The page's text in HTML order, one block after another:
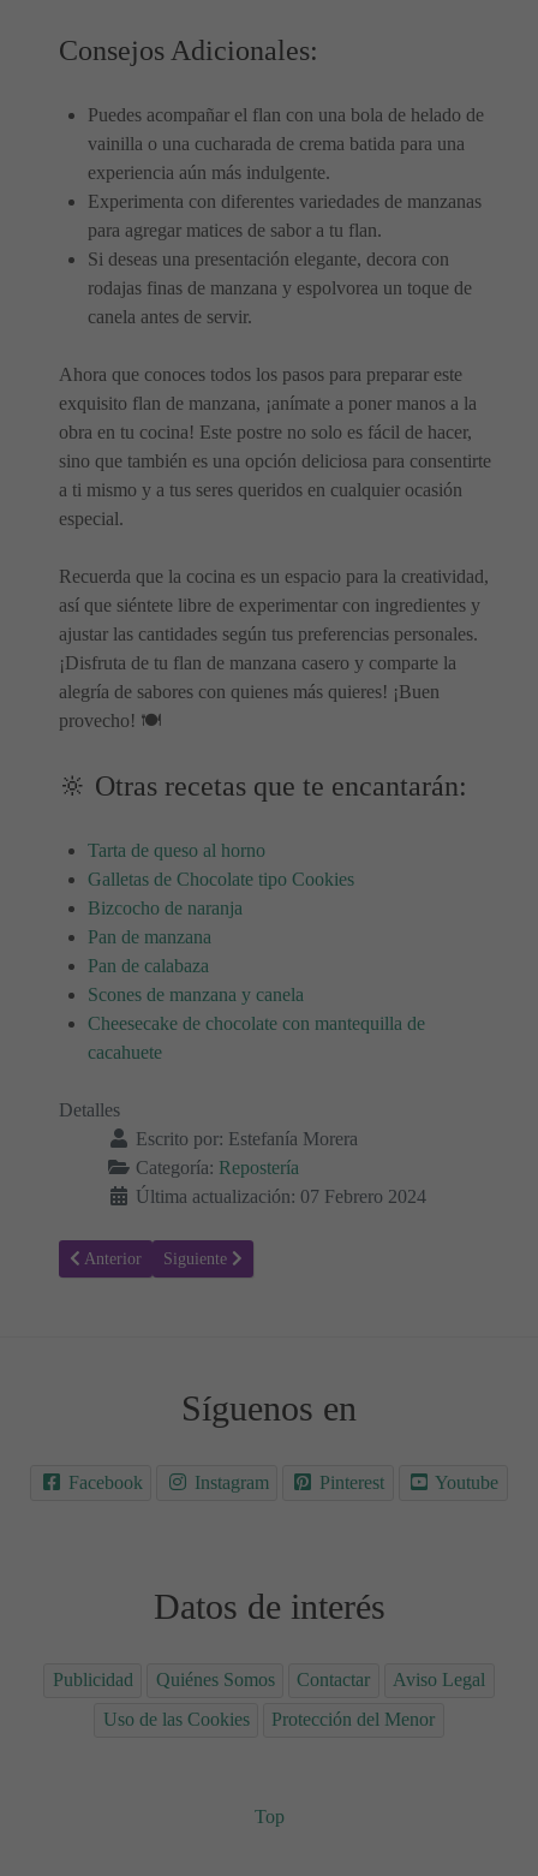
Consejos Adicionales:
Puedes acompañar el flan con una bola de helado de
vainilla o una cucharada de crema batida para una
experiencia aún más indulgente.
Experimenta con diferentes variedades de manzanas
para agregar matices de sabor a tu flan.
Si deseas una presentación elegante, decora con
rodajas finas de manzana y espolvorea un toque de
canela antes de servir.
Ahora que conoces todos los pasos para preparar este
exquisito flan de manzana, ¡anímate a poner manos a la
obra en tu cocina! Este postre no solo es fácil de hacer,
sino que también es una opción deliciosa para consentirte
a ti mismo y a tus seres queridos en cualquier ocasión
especial.
Recuerda que la cocina es un espacio para la creatividad,
así que siéntete libre de experimentar con ingredientes y
ajustar las cantidades según tus preferencias personales.
¡Disfruta de tu flan de manzana casero y comparte la
alegría de sabores con quienes más quieres! ¡Buen
provecho! 🍽️
🔆 Otras recetas que te encantarán:
Tarta de queso al horno
Galletas de Chocolate tipo Cookies
Bizcocho de naranja
Pan de manzana
Pan de calabaza
Scones de manzana y canela
Cheesecake de chocolate con mantequilla de
cacahuete
Detalles
Escrito por: Estefanía Morera
Categoría: Repostería
Última actualización: 07 Febrero 2024
Artículo anterior: Receta para hacer Muffins de zanahoria, plátano y
Anterior Artículo siguiente: Receta para hacer Mousse de queso
Siguiente
Síguenos en
Facebook Instagram Pinterest Youtube
Datos de interés
Publicidad Quiénes Somos Contactar
Aviso Legal
Uso de las Cookies
Protección del Menor
Top